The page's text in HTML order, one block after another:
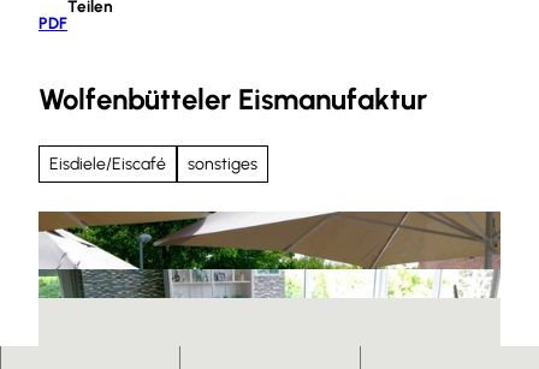
PDF
Teilen
Wolfenbütteler Eismanufaktur
Eisdiele/Eiscafé sonstiges